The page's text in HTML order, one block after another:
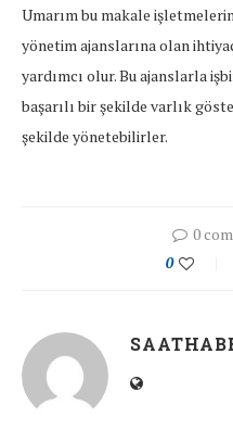
Umarım bu makale
yönetim ajanslarına olan
yardımcı olur. Bu ajanslarla
başarılı bir şekilde varlık
şekilde yönetebilirler.
0
0